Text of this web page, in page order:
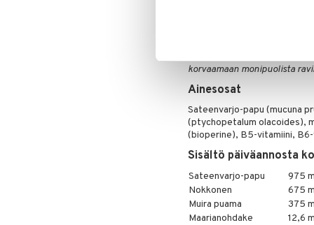
viiden päivän ajan. Pidä sen
korvaamaan monipuolista
Ainesosat
Sateenvarjo-papu (mucuna
(ptychopetalum olacoides),
(bioperine), B5-vitamiini,
Sisältö päiväannosta
Sateenvarjo-papu
975
Nokkonen
675
Muira puama
375
Maarianohdake
12,6